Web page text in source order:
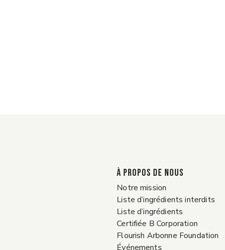
À PROPOS DE NOUS
Notre mission
Liste d’ingrédients interdits
Liste d’ingrédients
Certifiée B Corporation
Flourish Arbonne Foundation
Événements